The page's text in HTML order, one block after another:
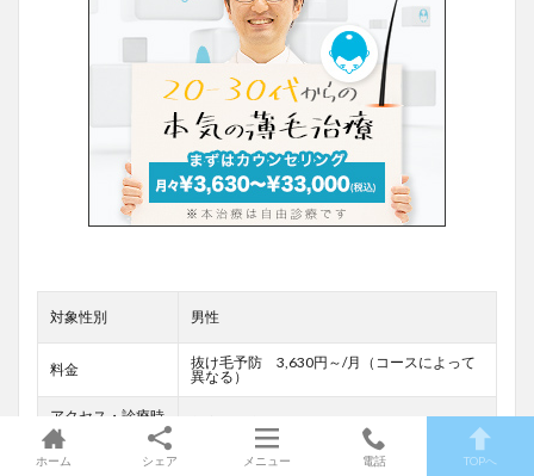
対象性別 男性
料金
抜け毛予防 3,630円～/月（コースによって
異なる）
アクセス・診療時
間
ホーム シェア メニュー 電話 TOPへ